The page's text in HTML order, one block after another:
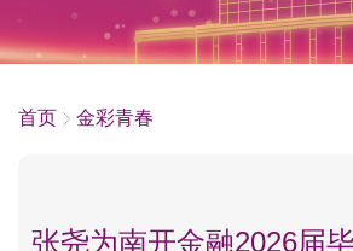
首页 金彩青春
张尧为南开金融2026届